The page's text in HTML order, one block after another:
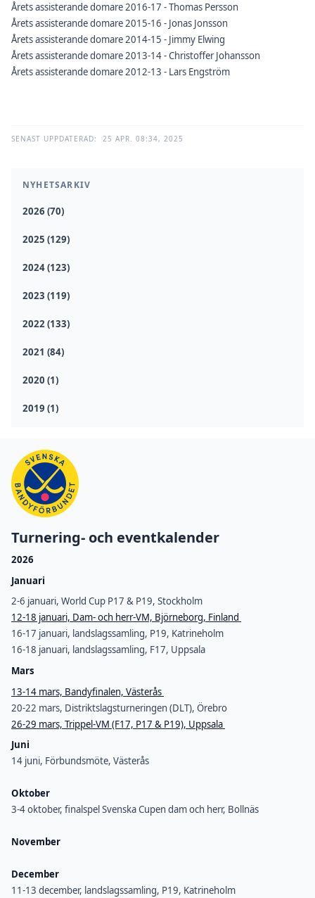
NYHETSARKIV
2026 (70)
2025 (129)
2024 (123)
2023 (119)
2022 (133)
2021 (84)
2020 (1)
2019 (1)
Årets assisterande domare 2016-17 - Thomas Persson
Årets assisterande domare 2015-16 - Jonas Jonsson
Årets assisterande domare 2014-15 - Jimmy Elwing
Årets assisterande domare 2013-14 - Christoffer Johansson
Årets assisterande domare 2012-13 - Lars Engström
SENAST UPPDATERAD: 25 APR. 08:34, 2025
Turnering- och eventkalender
2026
Januari
2-6 januari, World Cup P17 & P19, Stockholm
12-18 januari, Dam- och herr-VM, Björneborg, Finland
16-17 januari, landslagssamling, P19, Katrineholm
16-18 januari, landslagssamling, F17, Uppsala
Mars
13-14 mars, Bandyfinalen, Västerås
20-22 mars, Distriktslagsturneringen (DLT), Örebro
26-29 mars, Trippel-VM (F17, P17 & P19), Uppsala
Juni
14 juni, Förbundsmöte, Västerås
Oktober
3-4 oktober, finalspel Svenska Cupen dam och herr, Bollnäs
November
December
11-13 december, landslagssamling, P19, Katrineholm